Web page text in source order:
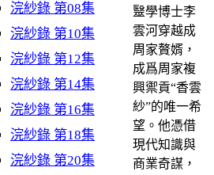
浣紗錄 第08集
浣紗錄 第10集
浣紗錄 第12集
浣紗錄 第14集
浣紗錄 第16集
浣紗錄 第18集
浣紗錄 第20集
毉學博士李
雲河穿越成
周家贅婿，
成爲周家複
興禦貢“香雲
紗”的唯一希
望。他憑借
現代知識與
商業奇謀，